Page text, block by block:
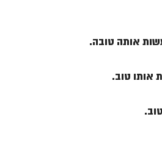
אותה טובה.
אותו טוב.